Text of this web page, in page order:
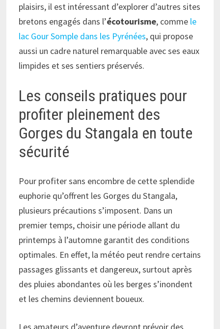
plaisirs, il est intéressant d’explorer d’autres sites
bretons engagés dans l’écotourisme, comme le
lac Gour Somple dans les Pyrénées, qui propose
aussi un cadre naturel remarquable avec ses eaux
limpides et ses sentiers préservés.
Les conseils pratiques pour
profiter pleinement des
Gorges du Stangala en toute
sécurité
Pour profiter sans encombre de cette splendide
euphorie qu’offrent les Gorges du Stangala,
plusieurs précautions s’imposent. Dans un
premier temps, choisir une période allant du
printemps à l’automne garantit des conditions
optimales. En effet, la météo peut rendre certains
passages glissants et dangereux, surtout après
des pluies abondantes où les berges s’inondent
et les chemins deviennent boueux.